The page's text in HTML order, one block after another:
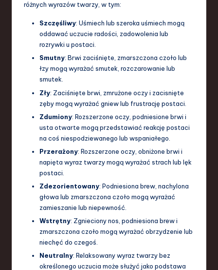
różnych wyrazów twarzy, w tym:
Szczęśliwy: Uśmiech lub szeroka uśmiech mogą
oddawać uczucie radości, zadowolenia lub
rozrywki u postaci.
Smutny: Brwi zaciśnięte, zmarszczona czoło lub
łzy mogą wyrażać smutek, rozczarowanie lub
smutek.
Zły: Zaciśnięte brwi, zmrużone oczy i zacisnięte
zęby mogą wyrażać gniew lub frustrację postaci.
Zdumiony: Rozszerzone oczy, podniesione brwi i
usta otwarte mogą przedstawiać reakcję postaci
na coś niespodziewanego lub wspaniałego.
Przerażony: Rozszerzone oczy, obniżone brwi i
napięta wyraz twarzy mogą wyrażać strach lub lęk
postaci.
Zdezorientowany: Podniesiona brew, nachylona
głowa lub zmarszczona czoło mogą wyrażać
zamieszanie lub niepewność.
Wstrętny: Zgnieciony nos, podniesiona brew i
zmarszczona czoło mogą wyrażać obrzydzenie lub
niechęć do czegoś.
Neutralny: Relaksowany wyraz twarzy bez
określonego uczucia może służyć jako podstawa